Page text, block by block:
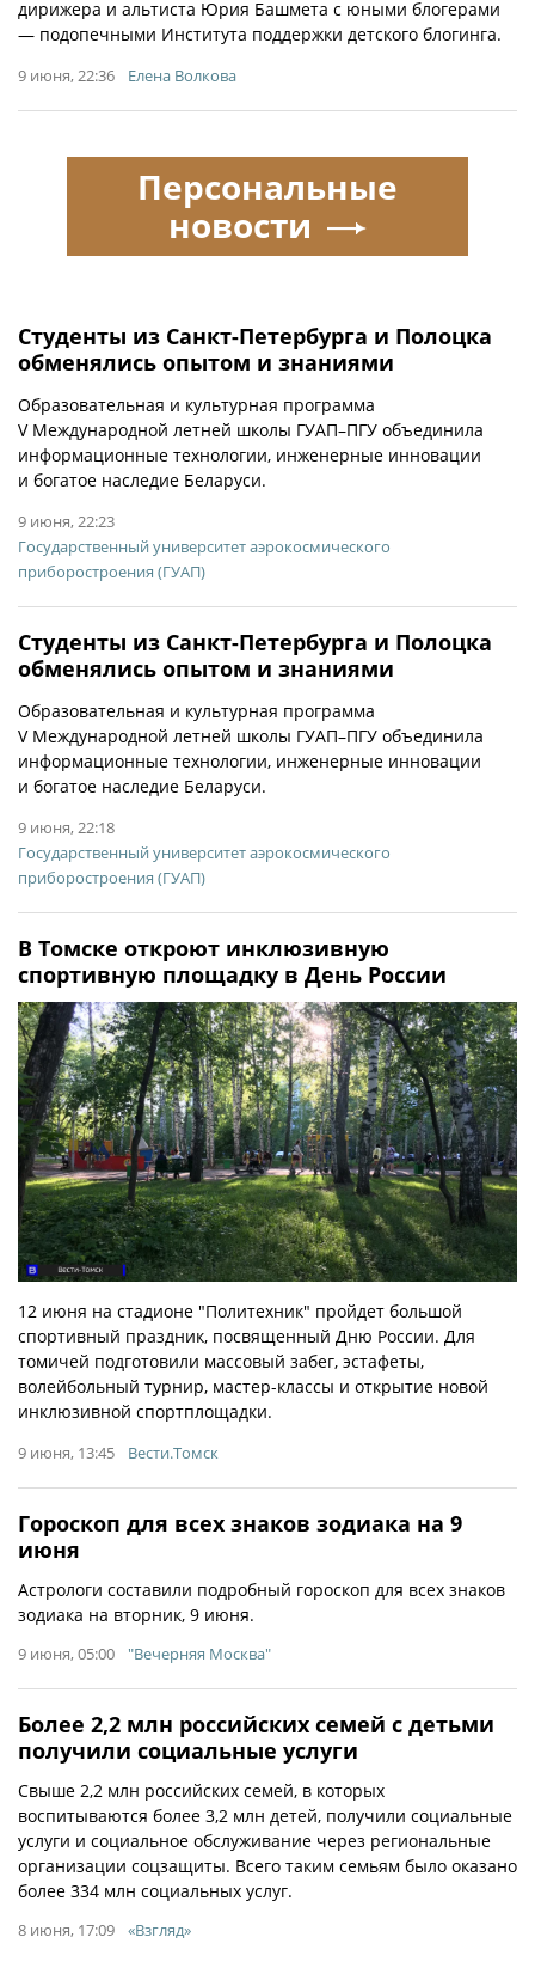
дирижера и альтиста Юрия Башмета с юными блогерами
— подопечными Института поддержки детского блогинга.
9 июня, 22:36 Елена Волкова
Студенты из Санкт-Петербурга и Полоцка
обменялись опытом и знаниями
Образовательная и культурная программа
V Международной летней школы ГУАП–ПГУ объединила
информационные технологии, инженерные инновации
и богатое наследие Беларуси.
9 июня, 22:23
Государственный университет аэрокосмического
приборостроения (ГУАП)
Студенты из Санкт-Петербурга и Полоцка
обменялись опытом и знаниями
Образовательная и культурная программа
V Международной летней школы ГУАП–ПГУ объединила
информационные технологии, инженерные инновации
и богатое наследие Беларуси.
9 июня, 22:18
Государственный университет аэрокосмического
приборостроения (ГУАП)
В Томске откроют инклюзивную
спортивную площадку в День России
12 июня на стадионе "Политехник" пройдет большой
спортивный праздник, посвященный Дню России. Для
томичей подготовили массовый забег, эстафеты,
волейбольный турнир, мастер-классы и открытие новой
инклюзивной спортплощадки.
9 июня, 13:45 Вести.Томск
Гороскоп для всех знаков зодиака на 9
июня
Астрологи составили подробный гороскоп для всех знаков
зодиака на вторник, 9 июня.
9 июня, 05:00 "Вечерняя Москва"
Более 2,2 млн российских семей с детьми
получили социальные услуги
Свыше 2,2 млн российских семей, в которых
воспитываются более 3,2 млн детей, получили социальные
услуги и социальное обслуживание через региональные
организации соцзащиты. Всего таким семьям было оказано
более 334 млн социальных услуг.
8 июня, 17:09 «Взгляд»
Персональные
новости